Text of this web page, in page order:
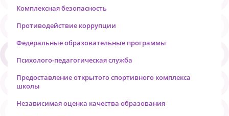
Комплексная безопасность
Противодействие коррупции
Федеральные образовательные программы
Психолого-педагогическая служба
Предоставление открытого спортивного комплекса
школы
Независимая оценка качества образования